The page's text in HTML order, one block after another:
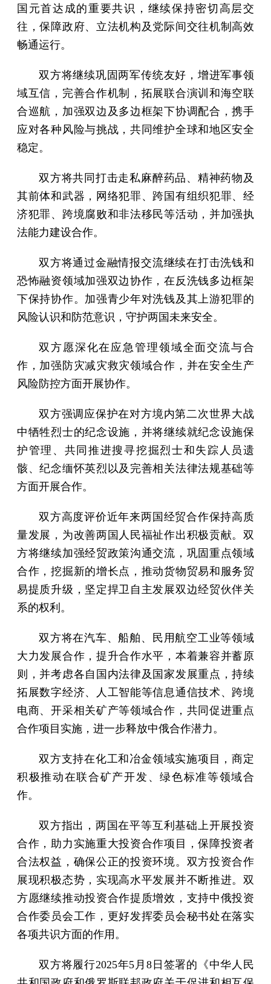
国元首达成的重要共识，继续保持密切高层交
往，保障政府、立法机构及党际间交往机制高效
畅通运行。
双方将继续巩固两军传统友好，增进军事领
域互信，完善合作机制，拓展联合演训和海空联
合巡航，加强双边及多边框架下协调配合，携手
应对各种风险与挑战，共同维护全球和地区安全
稳定。
双方将共同打击走私麻醉药品、精神药物及
其前体和武器，网络犯罪、跨国有组织犯罪、经
济犯罪、跨境腐败和非法移民等活动，并加强执
法能力建设合作。
双方将通过金融情报交流继续在打击洗钱和
恐怖融资领域加强双边协作，在反洗钱多边框架
下保持协作。加强青少年对洗钱及其上游犯罪的
风险认识和防范意识，守护两国未来安全。
双方愿深化在应急管理领域全面交流与合
作，加强防灾减灾救灾领域合作，并在安全生产
风险防控方面开展协作。
双方强调应保护在对方境内第二次世界大战
中牺牲烈士的纪念设施，并将继续就纪念设施保
护管理、共同推进搜寻挖掘烈士和失踪人员遗
骸、纪念缅怀英烈以及完善相关法律法规基础等
方面开展合作。
双方高度评价近年来两国经贸合作保持高质
量发展，为改善两国人民福祉作出积极贡献。双
方将继续加强经贸政策沟通交流，巩固重点领域
合作，挖掘新的增长点，推动货物贸易和服务贸
易提质升级，坚定捍卫自主发展双边经贸伙伴关
系的权利。
双方将在汽车、船舶、民用航空工业等领域
大力发展合作，提升合作水平，本着兼容并蓄原
则，并考虑各自国内法律及国家发展重点，持续
拓展数字经济、人工智能等信息通信技术、跨境
电商、开采相关矿产等领域合作，共同促进重点
合作项目实施，进一步释放中俄合作潜力。
双方支持在化工和冶金领域实施项目，商定
积极推动在联合矿产开发、绿色标准等领域合
作。
双方指出，两国在平等互利基础上开展投资
合作，助力实施重大投资合作项目，保障投资者
合法权益，确保公正的投资环境。双方投资合作
展现积极态势，实现高水平发展并不断推进。双
方愿继续推动投资合作提质增效，支持中俄投资
合作委员会工作，更好发挥委员会秘书处在落实
各项共识方面的作用。
双方将履行2025年5月8日签署的《中华人民